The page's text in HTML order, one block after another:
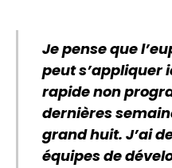
Je pense que
peut s’appliquer
rapide non
dernières
grand huit. J’ai
équipes de